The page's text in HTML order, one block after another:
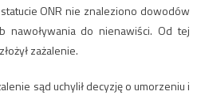
ONR nie znaleziono dowodów
nawoływania do nienawiści. Od tej
zażalenie.
sąd uchylił decyzję o umorzeniu i